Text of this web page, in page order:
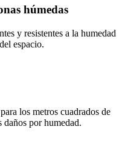
húmedas
y resistentes a la humedad
espacio.
los metros cuadrados de
por humedad.